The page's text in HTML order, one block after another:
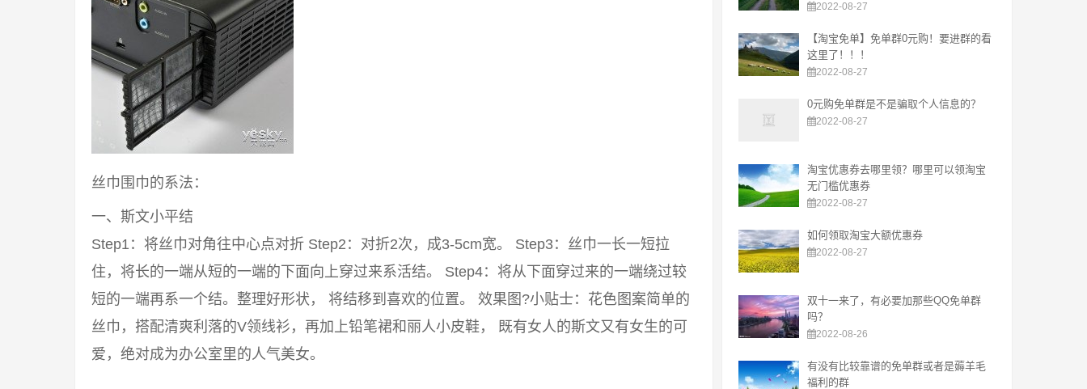
丝巾围巾的系法：
一、斯文小平结
Step1：将丝巾对角往中心点对折 Step2：对折2次，成3-5cm宽。 Step3：丝巾一长一短拉
住，将长的一端从短的一端的下面向上穿过来系活结。 Step4：将从下面穿过来的一端绕过较
短的一端再系一个结。整理好形状， 将结移到喜欢的位置。 效果图?小贴士：花色图案简单的
丝巾，搭配清爽利落的V领线衫，再加上铅笔裙和丽人小皮鞋， 既有女人的斯文又有女生的可
爱，绝对成为办公室里的人气美女。
2022-08-27
【淘宝免单】免单群0元购！要进群的看
这里了！！！
2022-08-27
0元购免单群是不是骗取个人信息的？
2022-08-27
淘宝优惠券去哪里领？哪里可以领淘宝
无门槛优惠券
2022-08-27
如何领取淘宝大额优惠券
2022-08-27
双十一来了，有必要加那些QQ免单群
吗？
2022-08-26
有没有比较靠谱的免单群或者是薅羊毛
福利的群